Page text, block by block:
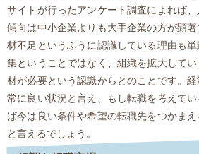
サイトが行ったアンケート調査によれば
傾向は中小企業よりも大手企業の方が顕著
材不足というふうに認識している理由も
集ということではなく、組織を拡大してい
材が必要という認識からとのことです。
常に良い状況と言え、もし転職を考えて
ば今は良い条件や希望の転職先をつかまえ
と言えるでしょう。